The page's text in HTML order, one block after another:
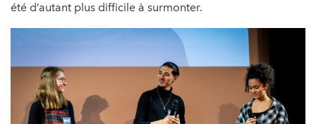
été d’autant plus difficile à surmonter.